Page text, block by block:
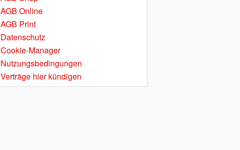
AGB Online
AGB Print
Datenschutz
Cookie-Manager
Nutzungsbedingungen
Verträge hier kündigen